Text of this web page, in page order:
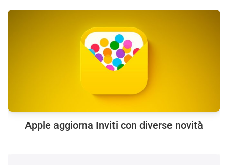
Apple aggiorna Inviti con diverse novità